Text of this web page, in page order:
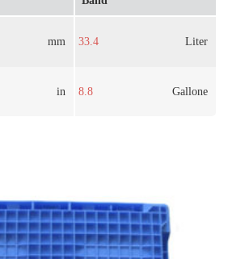
mm
in
33.4 Liter
8.8 Gallone